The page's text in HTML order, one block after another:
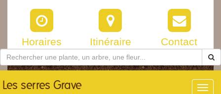
Horaires Itinéraire Contact
Les serres Grave